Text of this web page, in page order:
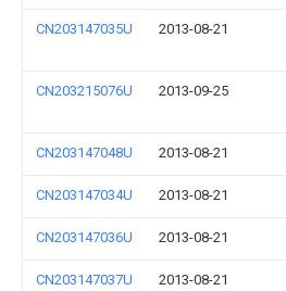
CN203147035U 2013-08-21
CN203215076U 2013-09-25
CN203147048U 2013-08-21
CN203147034U 2013-08-21
CN203147036U 2013-08-21
CN203147037U 2013-08-21